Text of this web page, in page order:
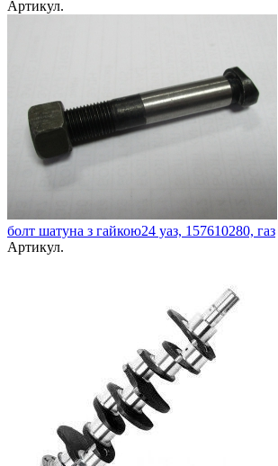
Артикул.
болт шатуна з гайкою24 уаз, 157610280, газ
Артикул.